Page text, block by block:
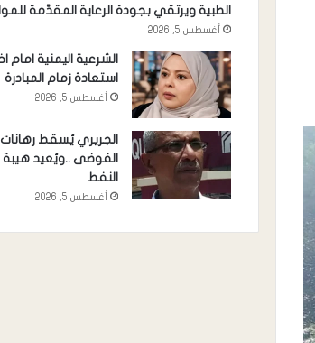
الطبية ويرتقي بجودة الرعاية المقدَّمة
أغسطس 5, 2026
الشرعية اليمنية امام
استعادة زمام المبادرة
أغسطس 5, 2026
الجريري يُسقط
الفوضى ..ويُعيد
النفط
أغسطس 5, 2026